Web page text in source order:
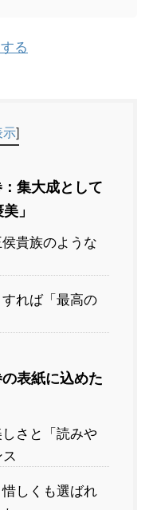
る
]
集大成として
」
貴族のような
れば「最高の
表紙に込めた
さと「読みや
しくも選ばれ